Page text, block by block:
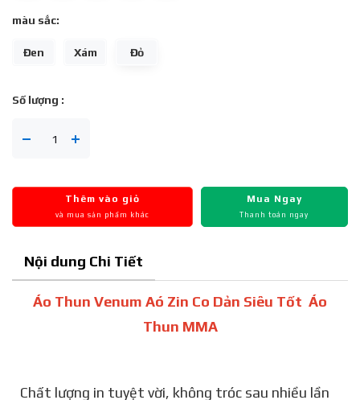
màu sắc:
Đen Xám Đỏ
Số lượng :
Thêm vào giỏ
và mua sản phẩm khác
Mua Ngay
Thanh toán ngay
Nội dung Chi Tiết
Áo Thun Venum Aó Zin Co Dản Siêu Tốt Áo
Thun MMA
Chất lượng in tuyệt vời, không tróc sau nhiều lần